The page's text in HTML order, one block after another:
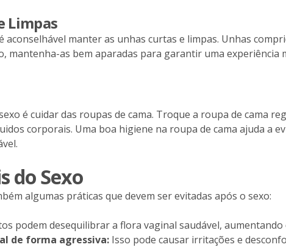
Limpas
manter as unhas curtas e limpas. Unhas
mantenha-as bem aparadas para garantir uma experiência
é cuidar das roupas de cama. Troque a roupa de cama
corporais. Uma boa higiene na roupa de cama ajuda a
do Sexo
algumas práticas que devem ser evitadas após o sexo:
podem desequilibrar a flora vaginal saudável, aumentando
de forma agressiva: Isso pode causar irritações e